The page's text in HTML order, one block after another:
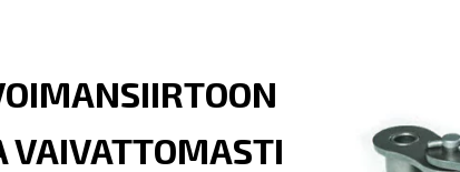
VAIVATTOMASTI